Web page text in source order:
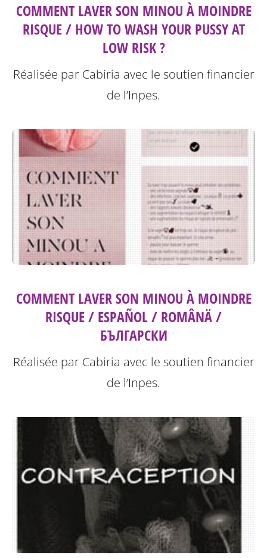
COMMENT LAVER SON MINOU À MOINDRE
RISQUE / HOW TO WASH YOUR PUSSY AT
LOW RISK ?
Réalisée par Cabiria avec le soutien financier
de l’Inpes.
COMMENT LAVER SON MINOU À MOINDRE
RISQUE / ESPAÑOL / ROMÂNÄ /
БЪЛГАРСКИ
Réalisée par Cabiria avec le soutien financier
de l’Inpes.